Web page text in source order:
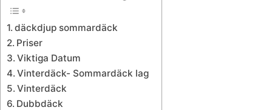
däckdjup sommardäck
Priser
Viktiga Datum
Vinterdäck- Sommardäck lag
Vinterdäck
Dubbdäck